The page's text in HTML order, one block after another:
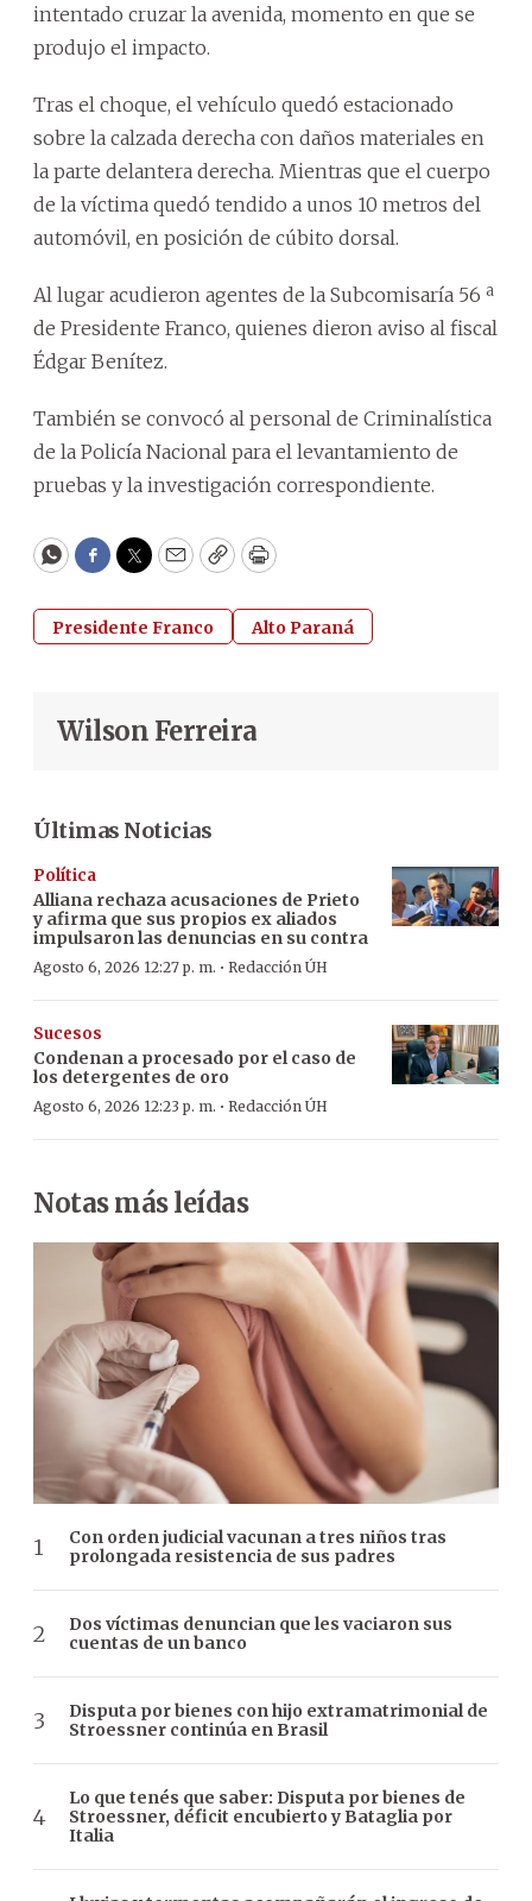
intentado cruzar la avenida, momento en que se
produjo el impacto.
Tras el choque, el vehículo quedó estacionado
sobre la calzada derecha con daños materiales en
la parte delantera derecha. Mientras que el cuerpo
de la víctima quedó tendido a unos 10 metros del
automóvil, en posición de cúbito dorsal.
Al lugar acudieron agentes de la Subcomisaría 56 ª
de Presidente Franco, quienes dieron aviso al fiscal
Édgar Benítez.
También se convocó al personal de Criminalística
de la Policía Nacional para el levantamiento de
pruebas y la investigación correspondiente.
WhatsApp
Facebook
Twitter
EmailCopyPrint
Presidente Franco Alto Paraná
Wilson Ferreira
Últimas Noticias
Política
Alliana rechaza acusaciones de Prieto
y afirma que sus propios ex aliados
impulsaron las denuncias en su contra
Agosto 6, 2026 12:27 p. m. · Redacción ÚH
Sucesos
Condenan a procesado por el caso de
los detergentes de oro
Agosto 6, 2026 12:23 p. m. · Redacción ÚH
Notas más leídas
Con orden judicial vacunan a tres niños tras
prolongada resistencia de sus padres
Dos víctimas denuncian que les vaciaron sus
cuentas de un banco
Disputa por bienes con hijo extramatrimonial de
Stroessner continúa en Brasil
Lo que tenés que saber: Disputa por bienes de
Stroessner, déficit encubierto y Bataglia por
Italia